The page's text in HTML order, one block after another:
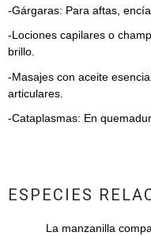
-Gárgaras: Para aftas,
-Lociones capilares o
brillo.
-Masajes con aceite
articulares.
-Cataplasmas: En
ESPECIES
La manzanilla